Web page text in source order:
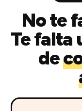
No te
Te falta
de